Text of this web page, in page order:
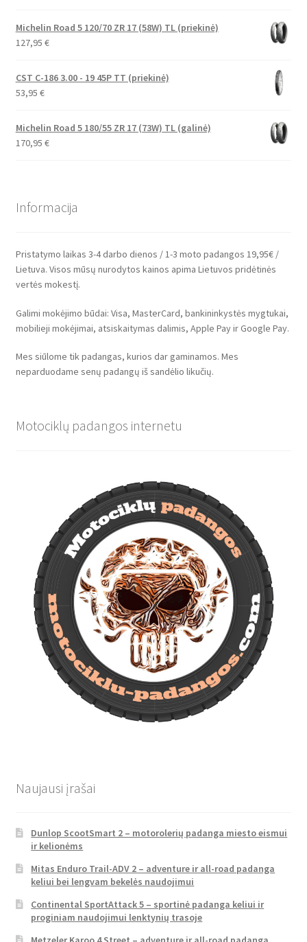
Michelin Road 5 120/70 ZR 17 (58W) TL (priekinė)
127,95 €
CST C-186 3.00 - 19 45P TT (priekinė)
53,95 €
Michelin Road 5 180/55 ZR 17 (73W) TL (galinė)
170,95 €
Informacija
Pristatymo laikas 3-4 darbo dienos / 1-3 moto padangos 19,95€ /
Lietuva. Visos mūsų nurodytos kainos apima Lietuvos pridėtinės
vertės mokestį.
Galimi mokėjimo būdai: Visa, MasterCard, bankininkystės mygtukai,
mobilieji mokėjimai, atsiskaitymas dalimis, Apple Pay ir Google Pay.
Mes siūlome tik padangas, kurios dar gaminamos. Mes
neparduodame senų padangų iš sandėlio likučių.
Motociklų padangos internetu
Naujausi įrašai
Dunlop ScootSmart 2 – motorolerių padanga miesto eismui
ir kelionėms
Mitas Enduro Trail-ADV 2 – adventure ir all-road padanga
keliui bei lengvam bekelės naudojimui
Continental SportAttack 5 – sportinė padanga keliui ir
proginiam naudojimui lenktynių trasoje